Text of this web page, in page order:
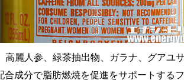
高麗人参、緑茶抽出物、ガラナ、グアユ
合成分で脂肪燃焼を促進をサポートする